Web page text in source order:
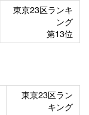
東京23区ランキ
ング
第13位
東京23区ラン
キング